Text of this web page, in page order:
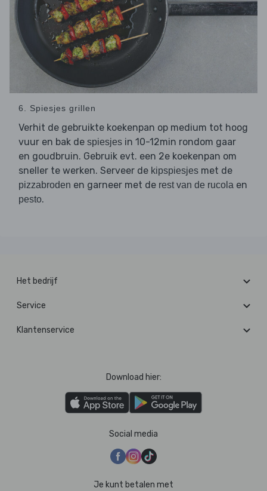
6. Spiesjes grillen
Verhit de gebruikte koekenpan op medium tot hoog
vuur en bak de spiesjes in 10-12min rondom gaar
en goudbruin. Gebruik evt. een 2e koekenpan om
sneller te werken. Serveer de kipspiesjes met de
pizzabroden en garneer met de rest van de rucola en
pesto.
Het bedrijf
Service
Klantenservice
Download hier:
Social media
Je kunt betalen met